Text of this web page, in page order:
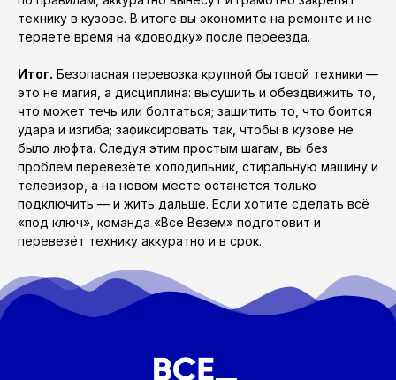
технику в кузове. В итоге вы экономите на ремонте и не
теряете время на «доводку» после переезда.
Итог. Безопасная перевозка крупной бытовой техники —
это не магия, а дисциплина: высушить и обездвижить то,
что может течь или болтаться; защитить то, что боится
удара и изгиба; зафиксировать так, чтобы в кузове не
было люфта. Следуя этим простым шагам, вы без
проблем перевезёте холодильник, стиральную машину и
телевизор, а на новом месте останется только
подключить — и жить дальше. Если хотите сделать всё
«под ключ», команда «Все Везем» подготовит и
перевезёт технику аккуратно и в срок.